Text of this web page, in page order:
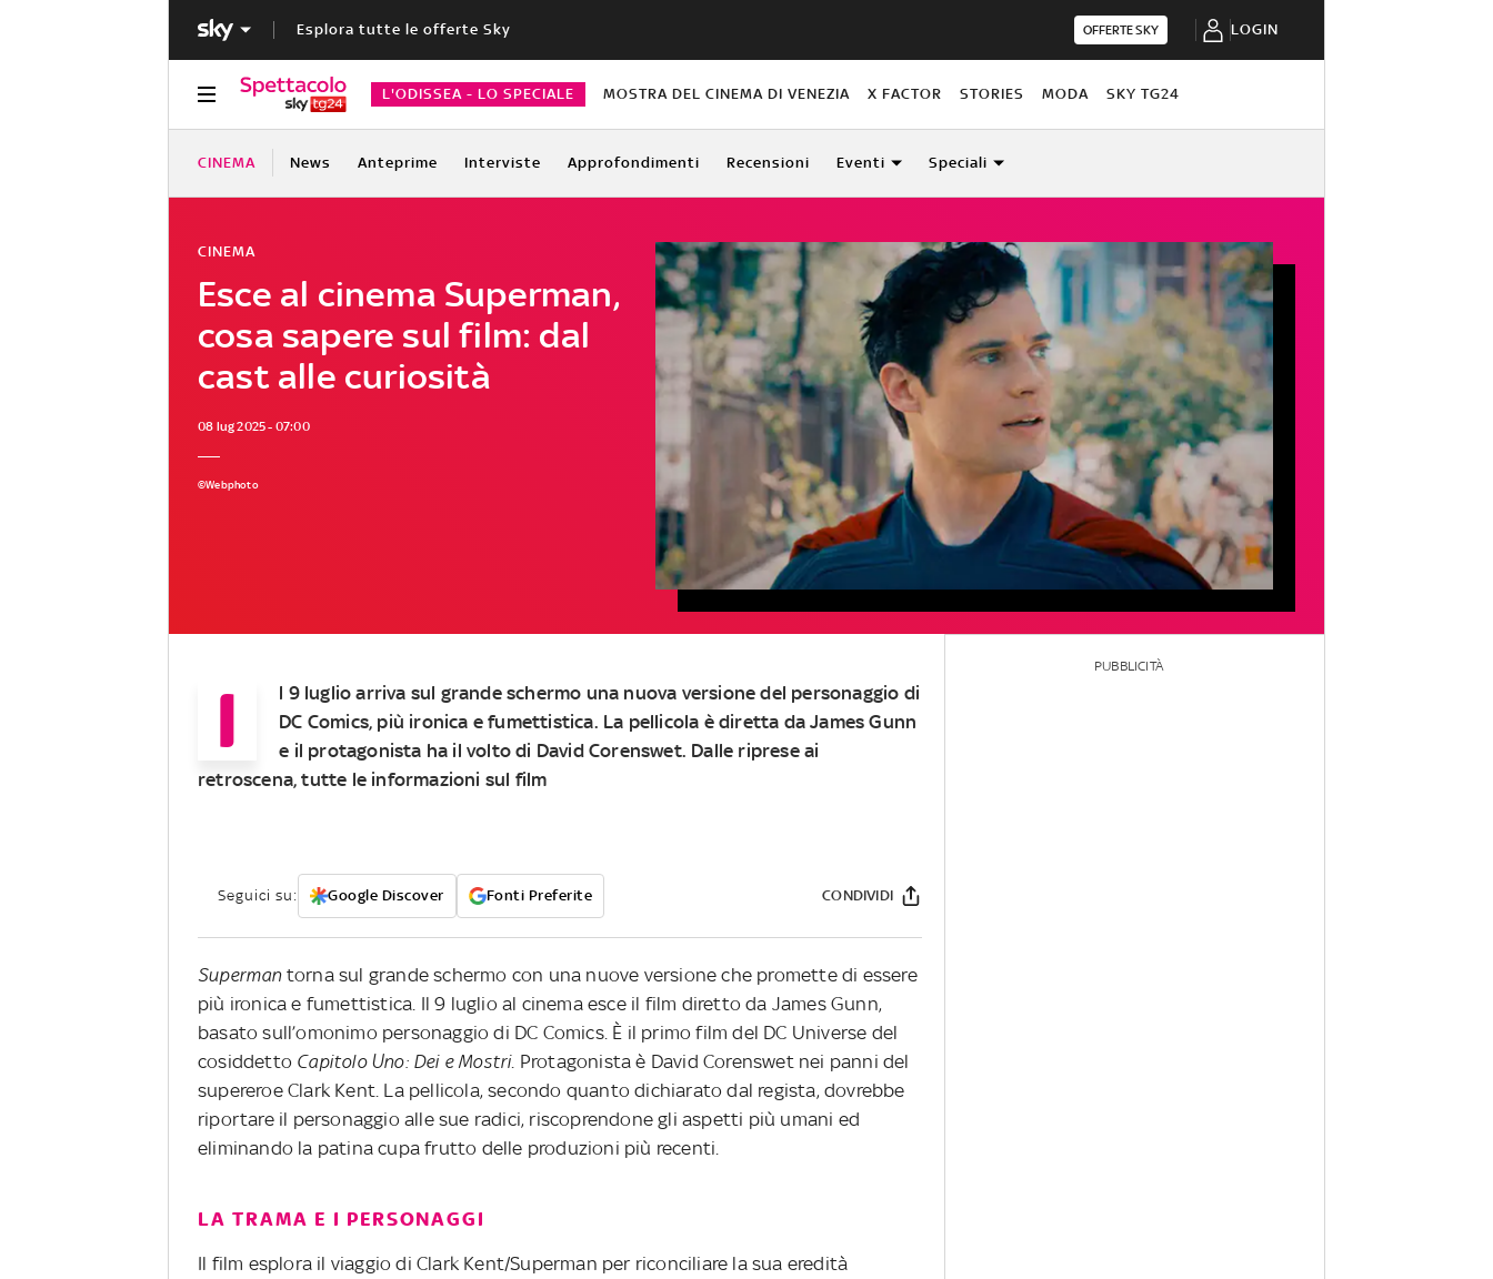
Esplora tutte le offerte Sky OFFERTE SKY LOGIN
L'ODISSEA - LO SPECIALE MOSTRA DEL CINEMA DI VENEZIA X FACTOR STORIES MODA SKY TG24
CINEMA News Anteprime Interviste Approfondimenti Recensioni Eventi Speciali
Esce al cinema Superman,
cosa sapere sul film: dal
cast alle curiosità
CINEMA
08 lug 2025 - 07:00
©Webphoto
I
l 9 luglio arriva sul grande schermo una nuova versione del personaggio di
DC Comics, più ironica e fumettistica. La pellicola è diretta da James Gunn
e il protagonista ha il volto di David Corenswet. Dalle riprese ai
retroscena, tutte le informazioni sul film
Seguici su: Google Discover Fonti Preferite CONDIVIDI
Supermantorna sul grande schermo con una nuove versione che promette di essere
più ironica e fumettistica. Il 9 luglio al cinema esce il film diretto da James Gunn,
basato sull’omonimo personaggio di DC Comics. È il primo film del DC Universe del
cosiddetto Capitolo Uno: Dei e Mostri. Protagonista è David Corenswet nei panni del
supereroe Clark Kent. La pellicola, secondo quanto dichiarato dal regista, dovrebbe
riportare il personaggio alle sue radici, riscoprendone gli aspetti più umani ed
eliminando la patina cupa frutto delle produzioni più recenti.
LA TRAMA E I PERSONAGGI
Il film esplora il viaggio di Clark Kent/Superman per riconciliare la sua eredità
PUBBLICITÀ